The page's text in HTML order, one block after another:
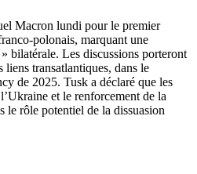
Macron lundi pour le premier
polonais, marquant une
bilatérale. Les discussions porteront
liens transatlantiques, dans le
de 2025. Tusk a déclaré que les
et le renforcement de la
le rôle potentiel de la dissuasion